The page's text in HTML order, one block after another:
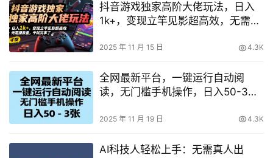
抖音游戏独家高阶大佬玩法，日入
1k+，变现立竿见影超高效，无需播
2025 年 11 月 15 日 4.3K
全网最新平台，一键运行自动阅
读，无门槛手机操作，日入50-3张
2025 年 11 月 19 日 4.3K
AI科技人轻松上手：无需真人出